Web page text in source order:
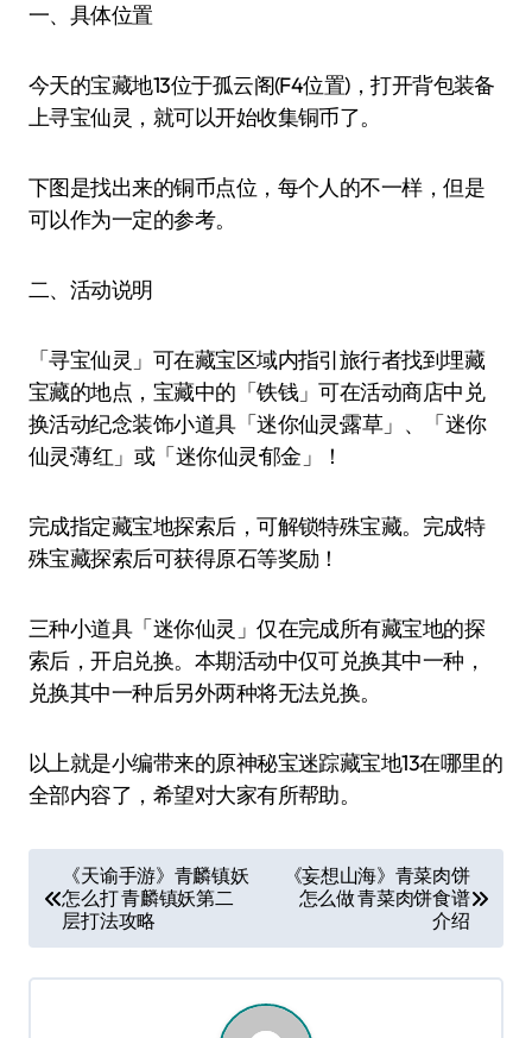
一、具体位置
今天的宝藏地13位于孤云阁(F4位置)，打开背包装备
上寻宝仙灵，就可以开始收集铜币了。
下图是找出来的铜币点位，每个人的不一样，但是
可以作为一定的参考。
二、活动说明
「寻宝仙灵」可在藏宝区域内指引旅行者找到埋藏
宝藏的地点，宝藏中的「铁钱」可在活动商店中兑
换活动纪念装饰小道具「迷你仙灵·露草」、「迷你
仙灵·薄红」或「迷你仙灵·郁金」！
完成指定藏宝地探索后，可解锁特殊宝藏。完成特
殊宝藏探索后可获得原石等奖励！
三种小道具「迷你仙灵」仅在完成所有藏宝地的探
索后，开启兑换。本期活动中仅可兑换其中一种，
兑换其中一种后另外两种将无法兑换。
以上就是小编带来的原神秘宝迷踪藏宝地13在哪里的
全部内容了，希望对大家有所帮助。
章
导
航
《天谕手游》青麟镇妖
怎么打 青麟镇妖第二
层打法攻略
《妄想山海》青菜肉饼
怎么做 青菜肉饼食谱
介绍